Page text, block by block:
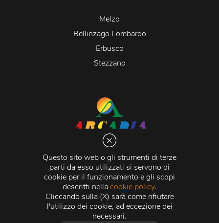
Questo sito web o gli strumenti di terze
parti da esso utilizzati si servono di
cookie per il funzionamento e gli scopi
descritti nellacookie policy.
Cliccando sulla (X) sarà come rifiutare
l'utilizzo dei cookie, ad eccezione dei
necessari.
Melzo
Bellinzago Lombardo
Erbusco
Stezzano
Via Martiri della Libertà 20066 Melzo (MI)
C.C.I.A.A. - R.E.A di Milano n. 1427910
Registro delle Imprese di Milano n. 338392 -
Fiscale e Partita Iva11015840157 | Capitale Sociale
500.000,00 i.v.
Credits:Crea Informatica S.r.l. 2026 © Tutti i diritti
riservati.